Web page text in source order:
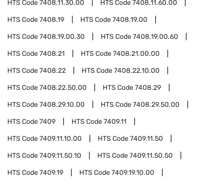
HTS Code7408.11.30.00 HTS Code7408.11.60.00
HTS Code7408.19 HTS Code7408.19.00
HTS Code7408.19.00.30 HTS Code7408.19.00.60
HTS Code7408.21 HTS Code7408.21.00.00
HTS Code7408.22 HTS Code7408.22.10.00
HTS Code7408.22.50.00 HTS Code7408.29
HTS Code7408.29.10.00 HTS Code7408.29.50.00
HTS Code7409 HTS Code7409.11
HTS Code7409.11.10.00 HTS Code7409.11.50
HTS Code7409.11.50.10 HTS Code7409.11.50.50
HTS Code7409.19 HTS Code7409.19.10.00